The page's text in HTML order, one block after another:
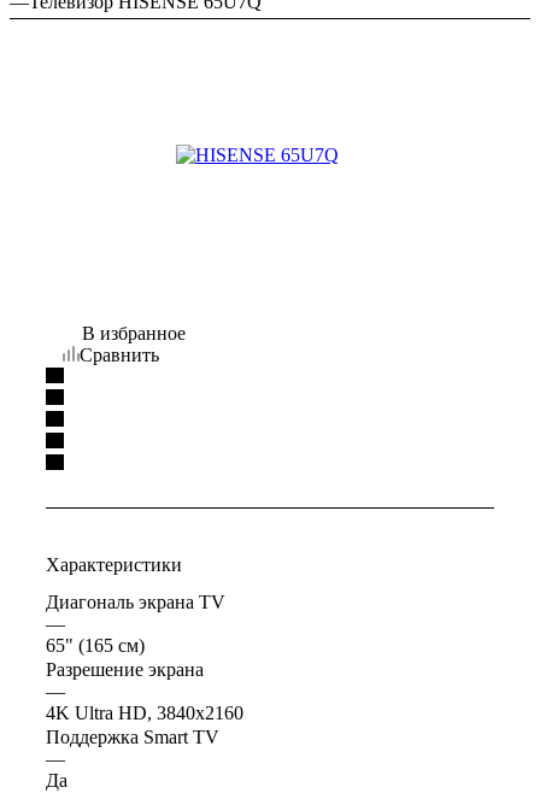
В избранное
Сравнить
Характеристики
Диагональ экрана TV
—
65" (165 см)
Разрешение экрана
—
4K Ultra HD, 3840x2160
Поддержка Smart TV
—
Да